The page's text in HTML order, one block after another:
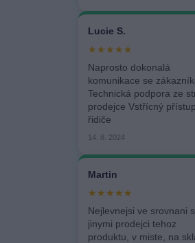
Lucie S.
★★★★★
Naprosto dokonalá
komunikace se
Technická podpora ze
prodejce Vstřícný přístup
řidiče
14. 8. 2024
Martin
★★★★★
Nejlevnejsi ve srovnani s
jinymi prodejci tehoz
produktu, v miste, na